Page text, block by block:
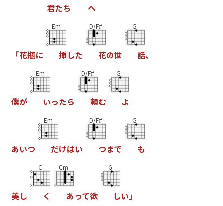
君たち へ
「花瓶に
Em
挿した
D/F#
花の世
G
話、
僕が
Em
いったら
D/F#
頼む
G
よ
あいつ
Em
だけはい
D/F#
つまで
G
も
美し
C
く
Cm
あって欲
G
しい」